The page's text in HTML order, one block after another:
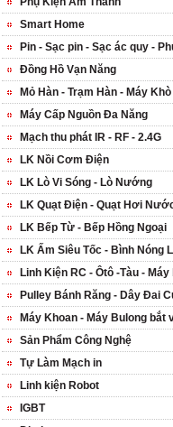
Smart Home
Pin - Sạc pin - Sạc ác quy -
Đồng Hồ Vạn Năng
Mỏ Hàn - Trạm Hàn - Máy
Máy Cấp Nguồn Đa Năng
Mạch thu phát IR - RF - 2.4G
LK Nồi Cơm Điện
LK Lò Vi Sóng - Lò Nướng
LK Quạt Điện - Quạt Hơi
LK Bếp Từ - Bếp Hồng Ngoại
LK Ấm Siêu Tốc - Bình Nóng
Linh Kiện RC - Ôtô -Tàu -
Pulley Bánh Răng - Dây Đai
Máy Khoan - Máy Bulong bắt
Sản Phẩm Công Nghệ
Tự Làm Mạch in
Linh kiện Robot
IGBT